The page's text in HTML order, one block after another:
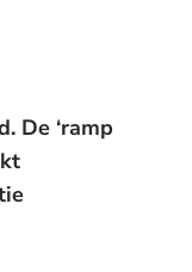
De ‘ramp